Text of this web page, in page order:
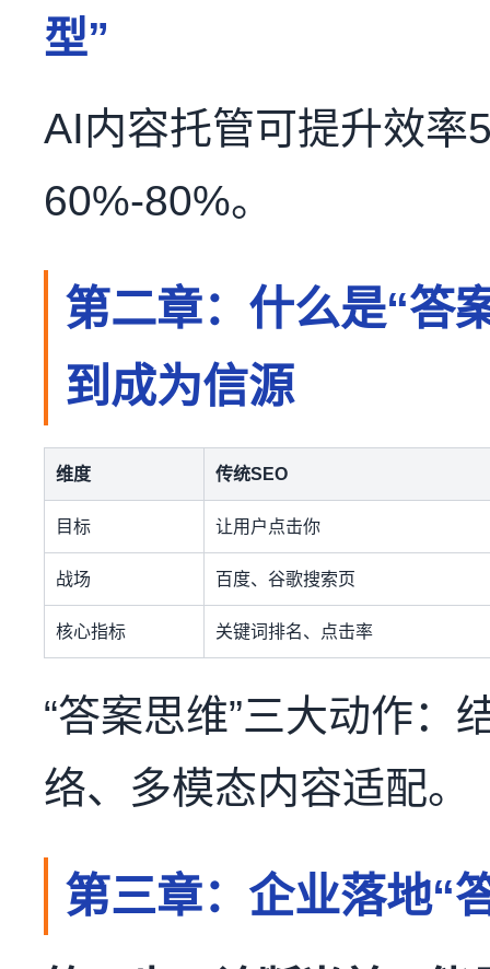
型”
AI内容托管可提升效率
60%-80%。
第二章：什么是“
到成为信源
维度 传统SEO
目标 让用户点击你
战场 百度、谷歌搜索页
核心指标 关键词排名、点击率
“答案思维”三大动作：
络、多模态内容适配。
第三章：企业落地“